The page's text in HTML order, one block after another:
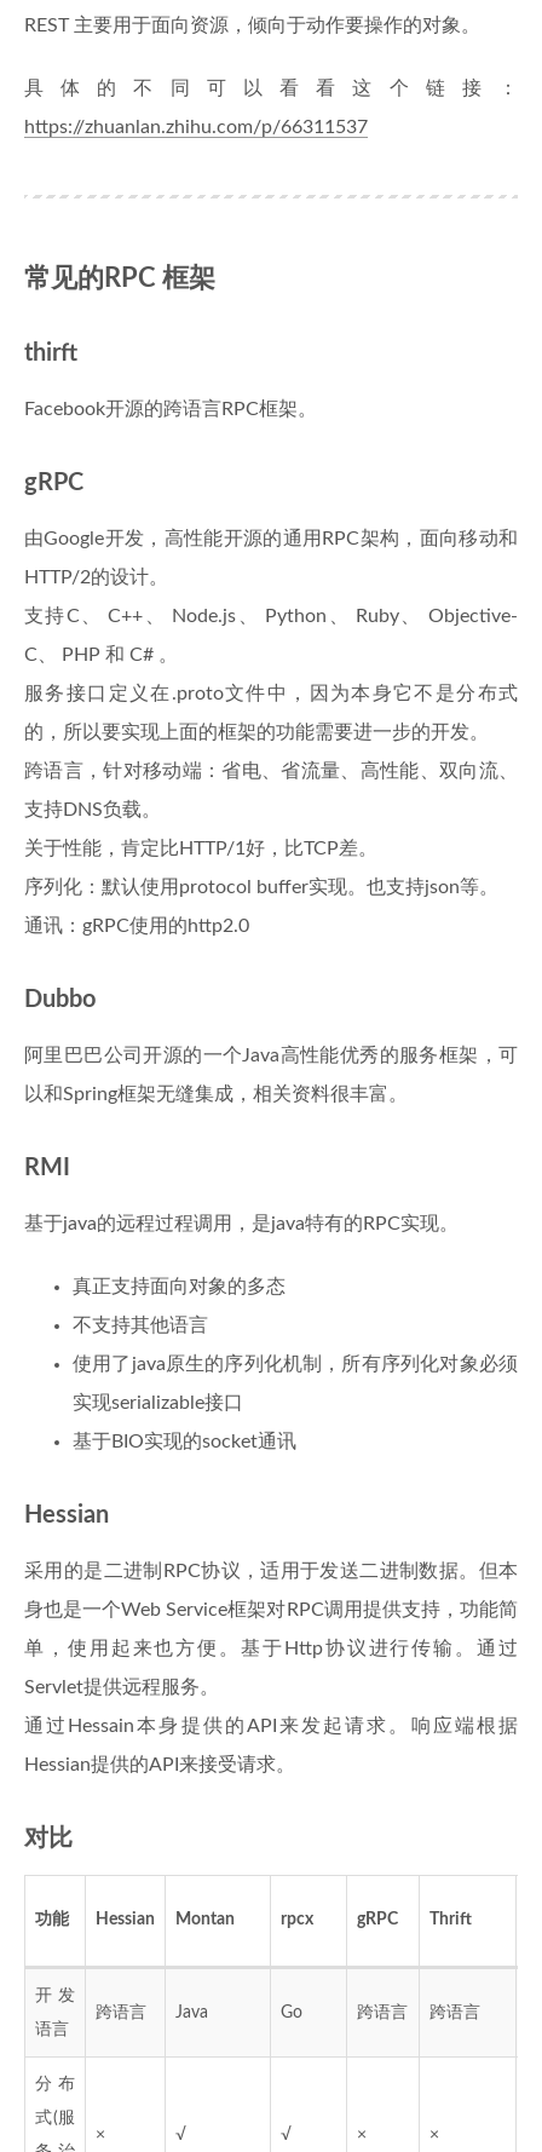
REST 主要用于面向资源，倾向于动作要操作的对象。
具体的不同可以看看这个链接：
https://zhuanlan.zhihu.com/p/66311537
常见的RPC 框架
thirft
Facebook开源的跨语言RPC框架。
gRPC
由Google开发，高性能开源的通用RPC架构，面向移动和
HTTP/2的设计。
支持C、 C++、 Node.js、 Python、 Ruby、 Objective-
C、 PHP 和 C# 。
服务接口定义在.proto文件中，因为本身它不是分布式
的，所以要实现上面的框架的功能需要进一步的开发。
跨语言，针对移动端：省电、省流量、高性能、双向流、
支持DNS负载。
关于性能，肯定比HTTP/1好，比TCP差。
序列化：默认使用protocol buffer实现。也支持json等。
通讯：gRPC使用的http2.0
Dubbo
阿里巴巴公司开源的一个Java高性能优秀的服务框架，可
以和Spring框架无缝集成，相关资料很丰富。
RMI
基于java的远程过程调用，是java特有的RPC实现。
真正支持面向对象的多态
不支持其他语言
使用了java原生的序列化机制，所有序列化对象必须
实现serializable接口
基于BIO实现的socket通讯
Hessian
采用的是二进制RPC协议，适用于发送二进制数据。但本
身也是一个Web Service框架对RPC调用提供支持，功能简
单，使用起来也方便。基于Http协议进行传输。通过
Servlet提供远程服务。
通过Hessain本身提供的API来发起请求。响应端根据
Hessian提供的API来接受请求。
对比
功能 Hessian Montan rpcx gRPC Thrift
开发
语言
跨语言 Java Go 跨语言 跨语言
分布
式(服
× √ √ × ×